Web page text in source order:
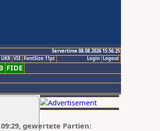
Servertime 08.08.2026 15:56:25
Logout
Login
UKR VIE FontSize:11pt
FIDE
09:29, gewertete Partien: